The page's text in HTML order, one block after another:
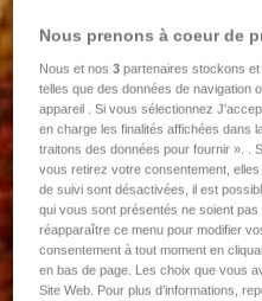
Nous prenons à coeur de
Nous et nos3 partenaires stockons
telles que des données de navigation
appareil . Si vous sélectionnez
en charge les finalités affichées dans
traitons des données pour fournir ». .
vous retirez votre consentement,
de suivi sont désactivées, il est
qui vous sont présentés ne soient
réapparaître ce menu pour modifier
consentement à tout moment en
en bas de page. Les choix que vous
Site Web. Pour plus d’informations,